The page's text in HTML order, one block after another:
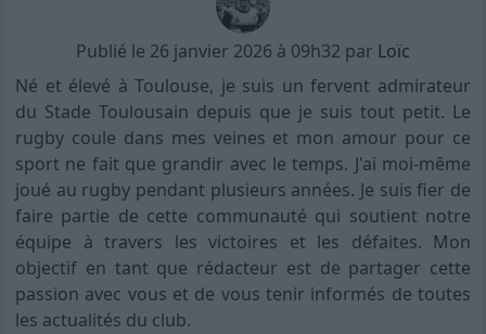
Publié le 26 janvier 2026 à 09h32 par Loïc
Né et élevé à Toulouse, je suis un fervent admirateur
du Stade Toulousain depuis que je suis tout petit. Le
rugby coule dans mes veines et mon amour pour ce
sport ne fait que grandir avec le temps. J'ai moi-même
joué au rugby pendant plusieurs années. Je suis fier de
faire partie de cette communauté qui soutient notre
équipe à travers les victoires et les défaites. Mon
objectif en tant que rédacteur est de partager cette
passion avec vous et de vous tenir informés de toutes
les actualités du club.